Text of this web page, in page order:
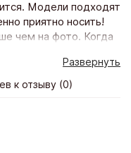
Модели подходят
приятно носить!
чем на фото. Когда
моему нет предела!
доставка почтой
Развернуть
к отзыву (0)